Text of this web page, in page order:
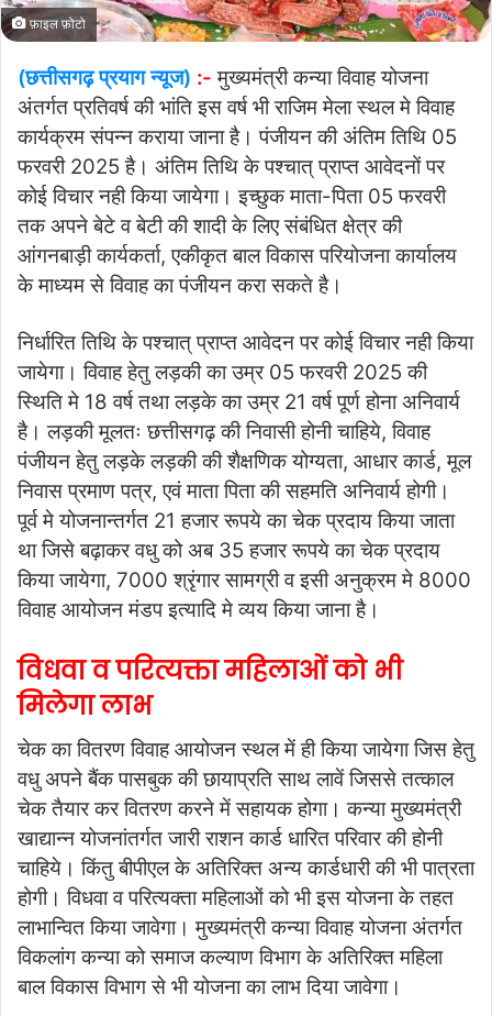
फ़ाइल फ़ोटो
(छत्तीसगढ़ प्रयाग न्यूज) :- मुख्यमंत्री कन्या विवाह योजना
अंतर्गत प्रतिवर्ष की भांति इस वर्ष भी राजिम मेला स्थल मे विवाह
कार्यक्रम संपन्न कराया जाना है। पंजीयन की अंतिम तिथि 05
फरवरी 2025 है। अंतिम तिथि के पश्चात् प्राप्त आवेदनों पर
कोई विचार नही किया जायेगा। इच्छुक माता-पिता 05 फरवरी
तक अपने बेटे व बेटी की शादी के लिए संबंधित क्षेत्र की
आंगनबाड़ी कार्यकर्ता, एकीकृत बाल विकास परियोजना कार्यालय
के माध्यम से विवाह का पंजीयन करा सकते है।
निर्धारित तिथि के पश्चात् प्राप्त आवेदन पर कोई विचार नही किया
जायेगा। विवाह हेतु लड़की का उम्र 05 फरवरी 2025 की
स्थिति मे 18 वर्ष तथा लड़के का उम्र 21 वर्ष पूर्ण होना अनिवार्य
है। लड़की मूलतः छत्तीसगढ़ की निवासी होनी चाहिये, विवाह
पंजीयन हेतु लड़के लड़की की शैक्षणिक योग्यता, आधार कार्ड, मूल
निवास प्रमाण पत्र, एवं माता पिता की सहमति अनिवार्य होगी।
पूर्व मे योजनान्तर्गत 21 हजार रूपये का चेक प्रदाय किया जाता
था जिसे बढ़ाकर वधु को अब 35 हजार रूपये का चेक प्रदाय
किया जायेगा, 7000 श्रृंगार सामग्री व इसी अनुक्रम मे 8000
विवाह आयोजन मंडप इत्यादि मे व्यय किया जाना है।
विधवा व परित्यक्ता महिलाओं को भी
मिलेगा लाभ
चेक का वितरण विवाह आयोजन स्थल में ही किया जायेगा जिस हेतु
वधु अपने बैंक पासबुक की छायाप्रति साथ लावें जिससे तत्काल
चेक तैयार कर वितरण करने में सहायक होगा। कन्या मुख्यमंत्री
खाद्यान्न योजनांतर्गत जारी राशन कार्ड धारित परिवार की होनी
चाहिये। किंतु बीपीएल के अतिरिक्त अन्य कार्डधारी की भी पात्रता
होगी। विधवा व परित्यक्ता महिलाओं को भी इस योजना के तहत
लाभान्वित किया जावेगा। मुख्यमंत्री कन्या विवाह योजना अंतर्गत
विकलांग कन्या को समाज कल्याण विभाग के अतिरिक्त महिला
बाल विकास विभाग से भी योजना का लाभ दिया जावेगा।